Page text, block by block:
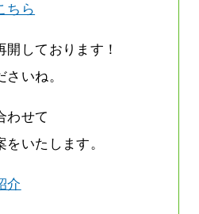
ちら
しております！
いね。
わせて
いたします。
介